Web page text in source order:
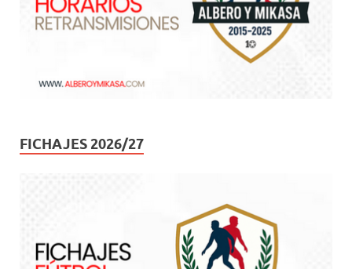
FICHAJES 2026/27